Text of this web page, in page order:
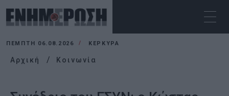
ΠΈΜΠΤΗ 06.08.2026 ΚΕΡΚΥΡΑ
Αρχική Κοινωνία